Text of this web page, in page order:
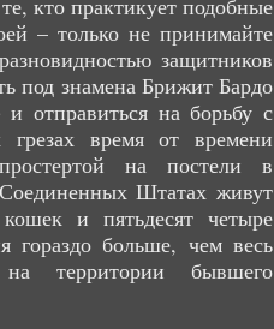
кто практикует подобные
– только не принимайте
защитников
под знамена Брижит Бардо
отправиться на борьбу с
время от времени
на постели в
Штатах живут
и пятьдесят четыре
гораздо больше, чем весь
территории бывшего